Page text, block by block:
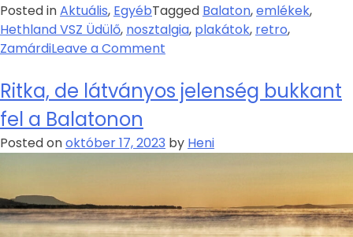
Posted inAktuális, EgyébTagged Balaton,emlékek,
Hethland VSZ Üdülő, nosztalgia, plakátok, retro,
ZamárdiLeave a Comment
Ritka, de látványos jelenség bukkant
fel a Balatonon
Posted onoktóber 17, 2023 by Heni